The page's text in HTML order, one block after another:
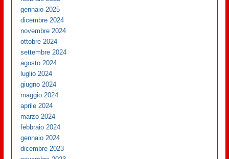
gennaio 2025
dicembre 2024
novembre 2024
ottobre 2024
settembre 2024
agosto 2024
luglio 2024
giugno 2024
maggio 2024
aprile 2024
marzo 2024
febbraio 2024
gennaio 2024
dicembre 2023